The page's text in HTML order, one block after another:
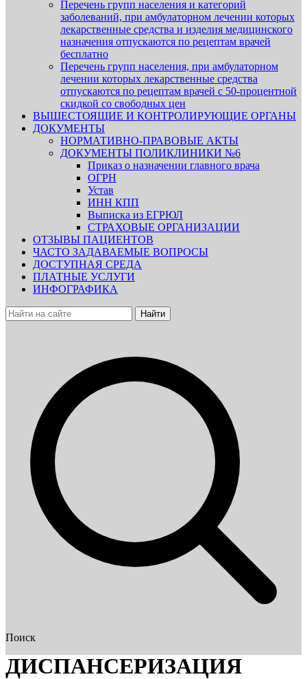
Перечень групп населения и категорий
заболеваний, при амбулаторном лечении которых
лекарственные средства и изделия медицинского
назначения отпускаются по рецептам врачей
бесплатно
Перечень групп населения, при амбулаторном
лечении которых лекарственные средства
отпускаются по рецептам врачей с 50-процентной
скидкой со свободных цен
ВЫШЕСТОЯЩИЕ И КОНТРОЛИРУЮЩИЕ ОРГАНЫ
ДОКУМЕНТЫ
НОРМАТИВНО-ПРАВОВЫЕ АКТЫ
ДОКУМЕНТЫ ПОЛИКЛИНИКИ №6
Приказ о назначении главного врача
ОГРН
Устав
ИНН КПП
Выписка из ЕГРЮЛ
СТРАХОВЫЕ ОРГАНИЗАЦИИ
ОТЗЫВЫ ПАЦИЕНТОВ
ЧАСТО ЗАДАВАЕМЫЕ ВОПРОСЫ
ДОСТУПНАЯ СРЕДА
ПЛАТНЫЕ УСЛУГИ
ИНФОГРАФИКА
Найти
Поиск
ДИСПАНСЕРИЗАЦИЯ